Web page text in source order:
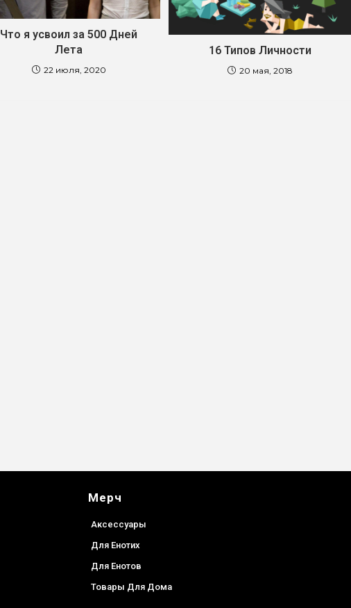
Что я усвоил за 500 Дней
Лета
22 июля, 2020
16 Типов Личности
20 мая, 2018
Мерч
Аксессуары
Для Енотих
Для Енотов
Товары Для Дома